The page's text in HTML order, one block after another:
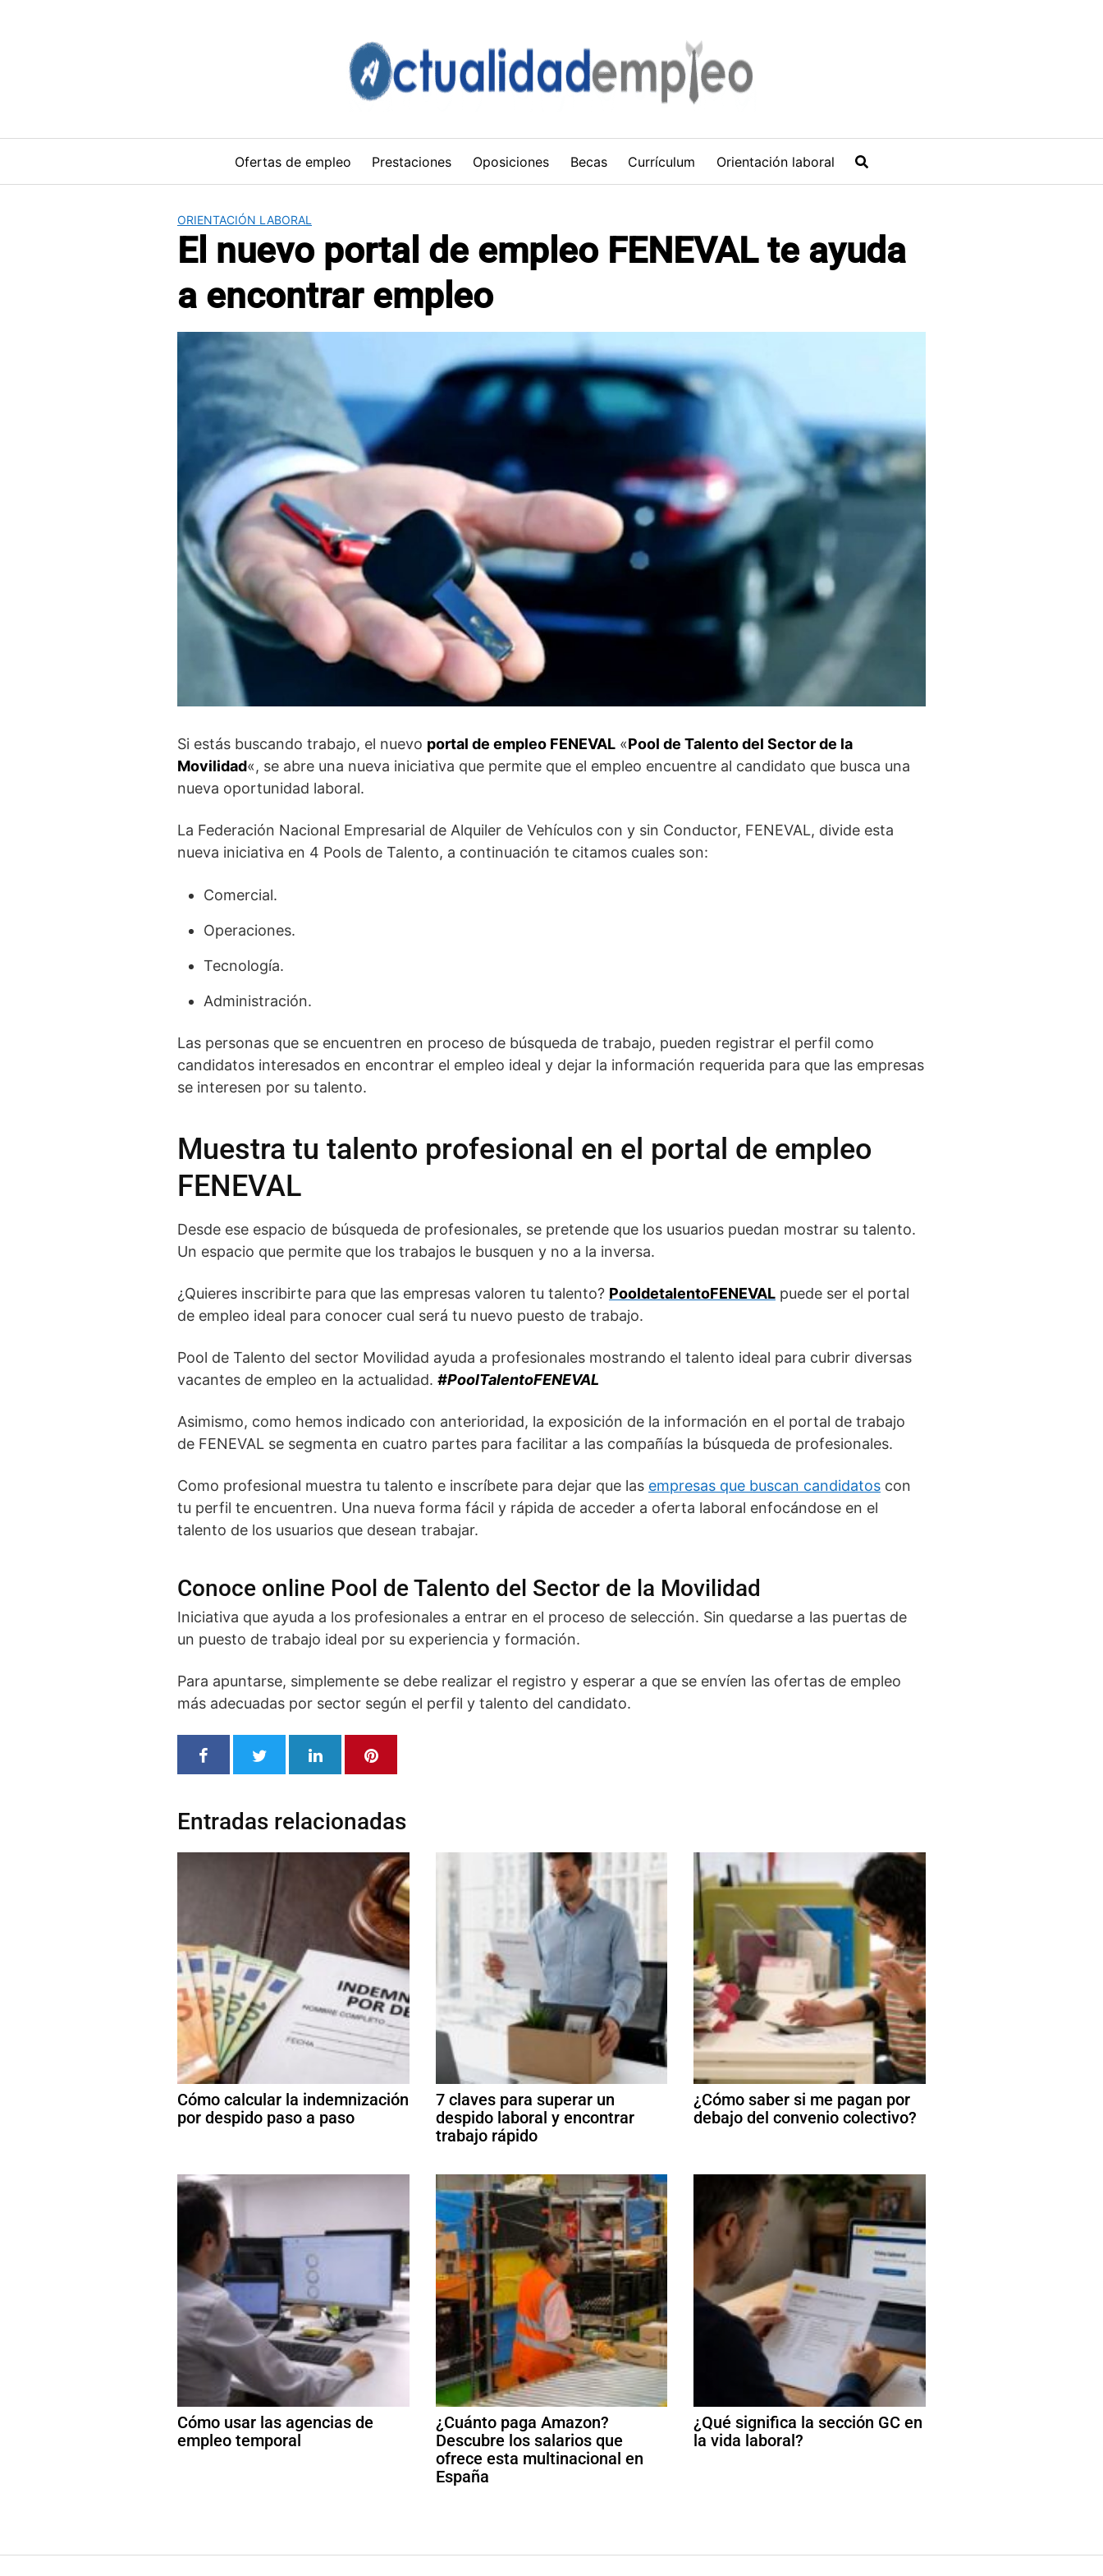
Ofertas de empleo Prestaciones Oposiciones Becas Currículum Orientación laboral
ORIENTACIÓN LABORAL
El nuevo portal de empleo FENEVAL te ayuda
a encontrar empleo
Si estás buscando trabajo, el nuevo portal de empleo FENEVAL «Pool de Talento del Sector de la
Movilidad«, se abre una nueva iniciativa que permite que el empleo encuentre al candidato que busca una
nueva oportunidad laboral.
La Federación Nacional Empresarial de Alquiler de Vehículos con y sin Conductor, FENEVAL, divide esta
nueva iniciativa en 4 Pools de Talento, a continuación te citamos cuales son:
Comercial.
Operaciones.
Tecnología.
Administración.
Las personas que se encuentren en proceso de búsqueda de trabajo, pueden registrar el perfil como
candidatos interesados en encontrar el empleo ideal y dejar la información requerida para que las empresas
se interesen por su talento.
Muestra tu talento profesional en el portal de empleo
FENEVAL
Desde ese espacio de búsqueda de profesionales, se pretende que los usuarios puedan mostrar su talento.
Un espacio que permite que los trabajos le busquen y no a la inversa.
¿Quieres inscribirte para que las empresas valoren tu talento? PooldetalentoFENEVAL puede ser el portal
de empleo ideal para conocer cual será tu nuevo puesto de trabajo.
Pool de Talento del sector Movilidad ayuda a profesionales mostrando el talento ideal para cubrir diversas
vacantes de empleo en la actualidad. #PoolTalentoFENEVAL
Asimismo, como hemos indicado con anterioridad, la exposición de la información en el portal de trabajo
de FENEVAL se segmenta en cuatro partes para facilitar a las compañías la búsqueda de profesionales.
Como profesional muestra tu talento e inscríbete para dejar que las empresas que buscan candidatos con
tu perfil te encuentren. Una nueva forma fácil y rápida de acceder a oferta laboral enfocándose en el
talento de los usuarios que desean trabajar.
Conoce online Pool de Talento del Sector de la Movilidad
Iniciativa que ayuda a los profesionales a entrar en el proceso de selección. Sin quedarse a las puertas de
un puesto de trabajo ideal por su experiencia y formación.
Para apuntarse, simplemente se debe realizar el registro y esperar a que se envíen las ofertas de empleo
más adecuadas por sector según el perfil y talento del candidato.
Entradas relacionadas
Cómo calcular la indemnización
por despido paso a paso
7 claves para superar un
despido laboral y encontrar
trabajo rápido
¿Cómo saber si me pagan por
debajo del convenio colectivo?
Cómo usar las agencias de
empleo temporal
¿Cuánto paga Amazon?
Descubre los salarios que
ofrece esta multinacional en
España
¿Qué significa la sección GC en
la vida laboral?